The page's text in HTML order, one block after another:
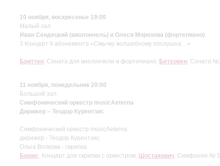
10 ноября, воскресенье 19:00
Малый зал
Иван Сендецкий (виолончель) и Олеся Морозова (фортепиано)
3 Концерт 9 абонемента «Смычку волшебному послушна…»
Бриттен: Соната для виолончели и фортепиано; Бетховен: Соната
11 ноября, понедельник 20:00
Большой зал
Симфонический оркестр musicAeterna
Дирижер – Теодор Курентзис
Симфонический оркестр musicAeterna
дирижер - Теодор Курентзис
Ольга Волкова - скрипка
Брамс: Концерт для скрипки с оркестром; Шостакович: Симфония № 5